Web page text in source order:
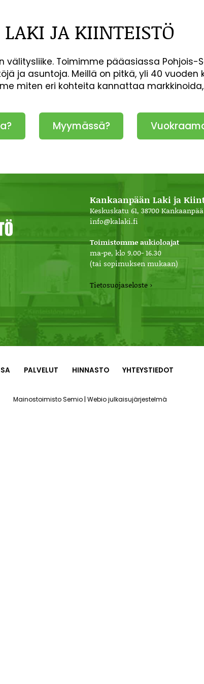
LAKI JA KIINTEISTÖ
välitysliike. Toimimme pääasiassa Pohjois-
ja asuntoja. Meillä on pitkä, yli 40 vuoden
miten eri kohteita kannattaa
Myymässä?
Kankaanpään Laki ja
Keskuskatu 61, 38700 Kankaanpää
info@kalaki.fi
Toimistomme aukioloajat
ma-pe, klo 9.00- 16.30
(tai sopimuksen mukaan)
Tietosuojaseloste ›
PALVELUT HINNASTO YHTEYSTIEDOT
Mainostoimisto Semio| Webio julkaisujärjestelmä